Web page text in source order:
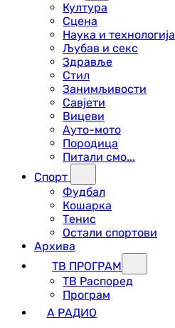
Култура
Сцена
Наука и технологија
Љубав и секс
Здравље
Стил
Занимљивости
Савјети
Вицеви
Ауто-мото
Породица
Питали смо...
Спорт
Фудбал
Кошарка
Тенис
Остали спортови
Архива
ТВ ПРОГРАМ
ТВ Распоред
Програм
А РАДИО